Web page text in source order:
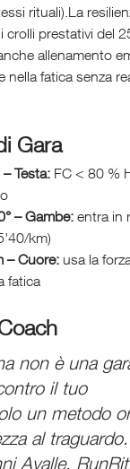
rituali).La
crolli prestativi del
allenamento
nella fatica senza
Gara
Testa: FC < 80 %
– Gambe: entra in
km)
– Cuore: usa la
fatica
non è una
il tuo
un metodo
al
Avalle,